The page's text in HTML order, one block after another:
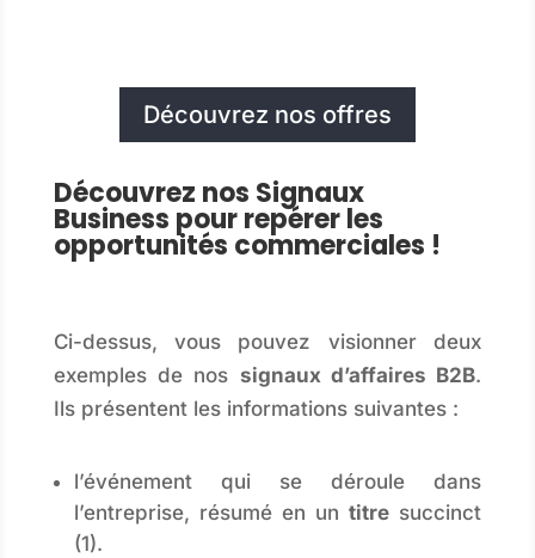
Découvrez nos offres
Découvrez nos Signaux
Business pour repérer les
opportunités commerciales !
Ci-dessus, vous pouvez visionner deux
exemples de nos signaux d’affaires B2B.
Ils présentent les informations suivantes :
l’événement qui se déroule dans
l’entreprise, résumé en un titre succinct
(1).